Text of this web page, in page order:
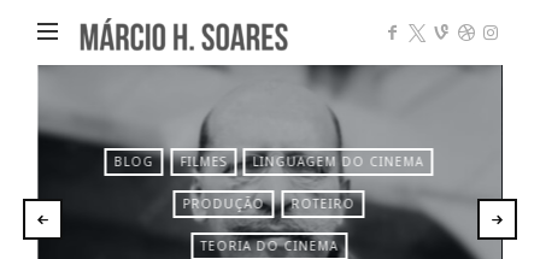
Márcio
Heleno
Soares
BLOG FILMES LINGUAGEM DO CINEMA
PRODUÇÃO ROTEIRO
TEORIA DO CINEMA